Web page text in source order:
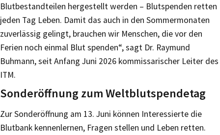
Blutbestandteilen hergestellt werden – Blutspenden retten
jeden Tag Leben. Damit das auch in den Sommermonaten
zuverlässig gelingt, brauchen wir Menschen, die vor den
Ferien noch einmal Blut spenden“, sagt Dr. Raymund
Buhmann, seit Anfang Juni 2026 kommissarischer Leiter des
ITM.
Sonderöffnung zum Weltblutspendetag
Zur Sonderöffnung am 13. Juni können Interessierte die
Blutbank kennenlernen, Fragen stellen und Leben retten.